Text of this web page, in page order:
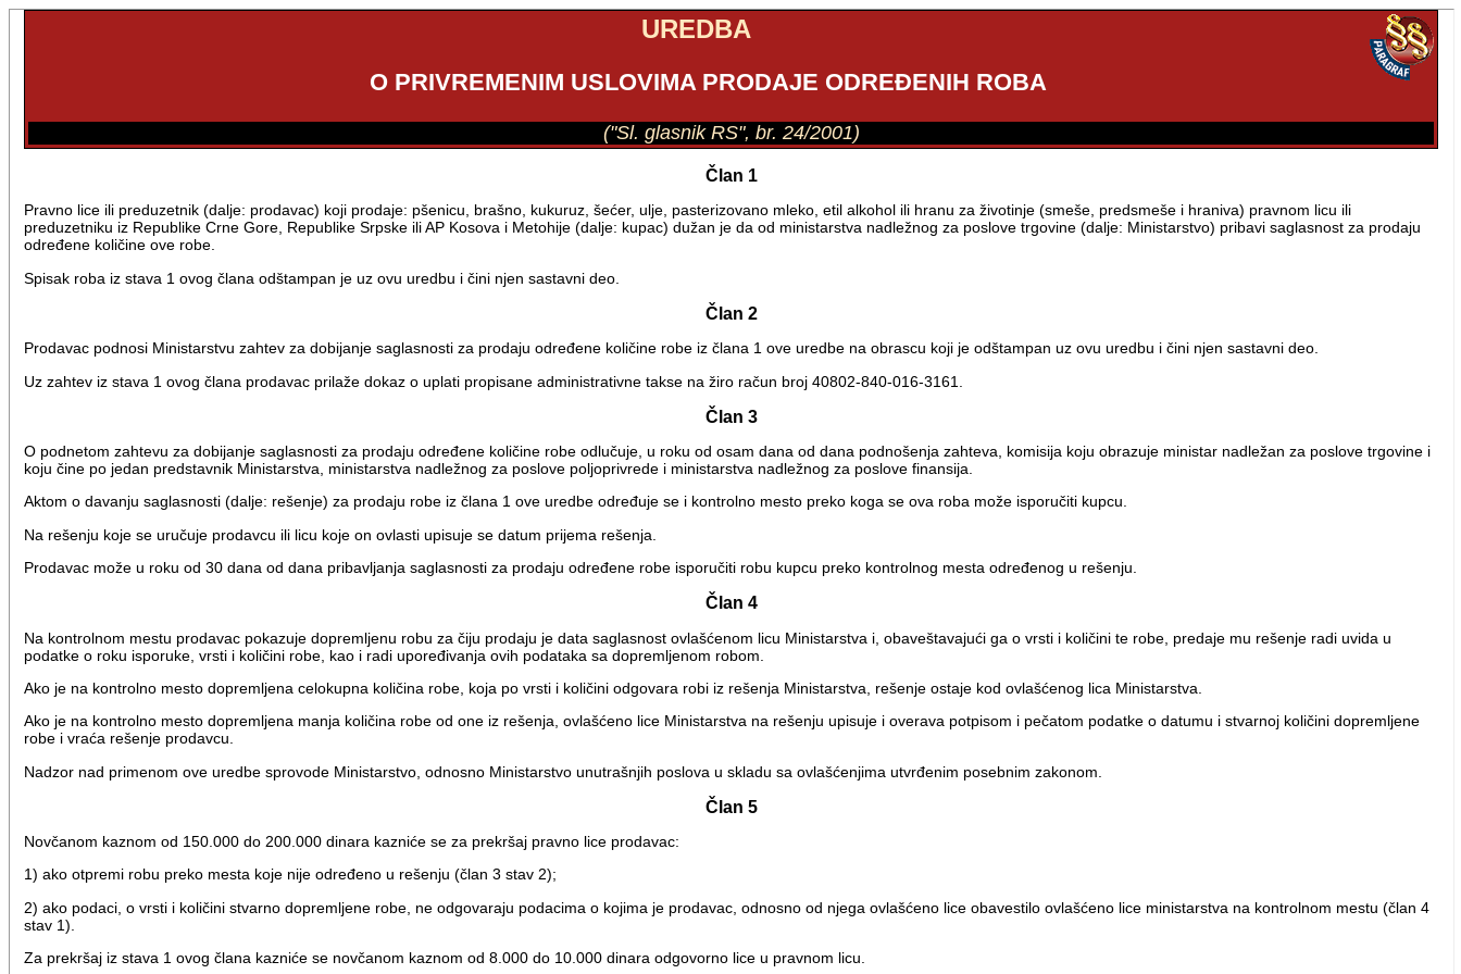
UREDBA
O PRIVREMENIM USLOVIMA PRODAJE ODREĐENIH ROBA
("Sl. glasnik RS", br. 24/2001)
Član 1
Pravno lice ili preduzetnik (dalje: prodavac) koji prodaje: pšenicu, brašno, kukuruz, šećer, ulje, pasterizovano mleko, etil alkohol ili hranu za životinje (smeše, predsmeše i hraniva) pravnom licu ili
preduzetniku iz Republike Crne Gore, Republike Srpske ili AP Kosova i Metohije (dalje: kupac) dužan je da od ministarstva nadležnog za poslove trgovine (dalje: Ministarstvo) pribavi saglasnost za prodaju
određene količine ove robe.
Spisak roba iz stava 1 ovog člana odštampan je uz ovu uredbu i čini njen sastavni deo.
Član 2
Prodavac podnosi Ministarstvu zahtev za dobijanje saglasnosti za prodaju određene količine robe iz člana 1 ove uredbe na obrascu koji je odštampan uz ovu uredbu i čini njen sastavni deo.
Uz zahtev iz stava 1 ovog člana prodavac prilaže dokaz o uplati propisane administrativne takse na žiro račun broj 40802-840-016-3161.
Član 3
O podnetom zahtevu za dobijanje saglasnosti za prodaju određene količine robe odlučuje, u roku od osam dana od dana podnošenja zahteva, komisija koju obrazuje ministar nadležan za poslove trgovine i
koju čine po jedan predstavnik Ministarstva, ministarstva nadležnog za poslove poljoprivrede i ministarstva nadležnog za poslove finansija.
Aktom o davanju saglasnosti (dalje: rešenje) za prodaju robe iz člana 1 ove uredbe određuje se i kontrolno mesto preko koga se ova roba može isporučiti kupcu.
Na rešenju koje se uručuje prodavcu ili licu koje on ovlasti upisuje se datum prijema rešenja.
Prodavac može u roku od 30 dana od dana pribavljanja saglasnosti za prodaju određene robe isporučiti robu kupcu preko kontrolnog mesta određenog u rešenju.
Član 4
Na kontrolnom mestu prodavac pokazuje dopremljenu robu za čiju prodaju je data saglasnost ovlašćenom licu Ministarstva i, obaveštavajući ga o vrsti i količini te robe, predaje mu rešenje radi uvida u
podatke o roku isporuke, vrsti i količini robe, kao i radi upoređivanja ovih podataka sa dopremljenom robom.
Ako je na kontrolno mesto dopremljena celokupna količina robe, koja po vrsti i količini odgovara robi iz rešenja Ministarstva, rešenje ostaje kod ovlašćenog lica Ministarstva.
Ako je na kontrolno mesto dopremljena manja količina robe od one iz rešenja, ovlašćeno lice Ministarstva na rešenju upisuje i overava potpisom i pečatom podatke o datumu i stvarnoj količini dopremljene
robe i vraća rešenje prodavcu.
Nadzor nad primenom ove uredbe sprovode Ministarstvo, odnosno Ministarstvo unutrašnjih poslova u skladu sa ovlašćenjima utvrđenim posebnim zakonom.
Član 5
Novčanom kaznom od 150.000 do 200.000 dinara kazniće se za prekršaj pravno lice prodavac:
1) ako otpremi robu preko mesta koje nije određeno u rešenju (član 3 stav 2);
2) ako podaci, o vrsti i količini stvarno dopremljene robe, ne odgovaraju podacima o kojima je prodavac, odnosno od njega ovlašćeno lice obavestilo ovlašćeno lice ministarstva na kontrolnom mestu (član 4
stav 1).
Za prekršaj iz stava 1 ovog člana kazniće se novčanom kaznom od 8.000 do 10.000 dinara odgovorno lice u pravnom licu.